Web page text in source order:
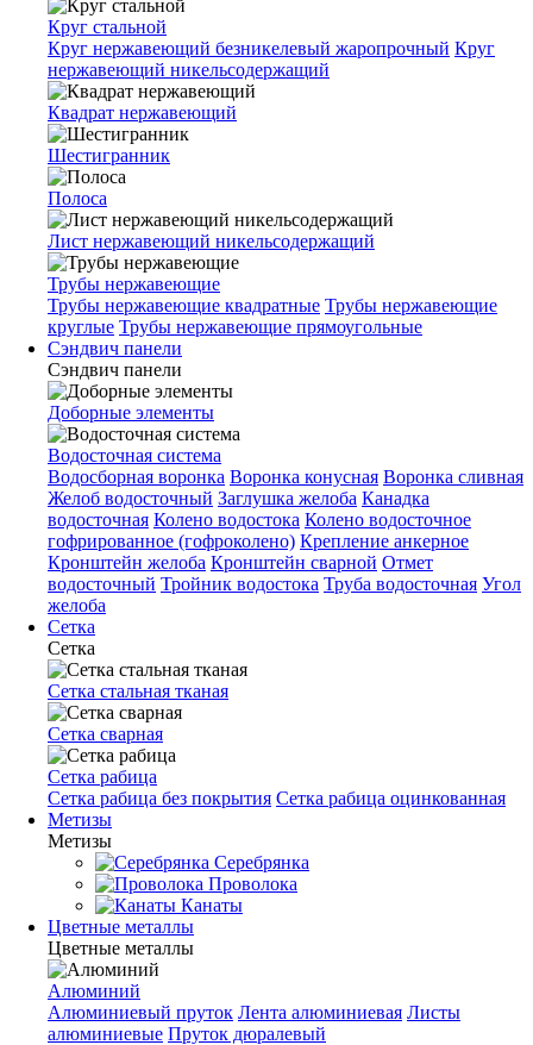
Круг стальной
Круг нержавеющий безникелевый жаропрочный Круг
нержавеющий никельсодержащий
Квадрат нержавеющий
Шестигранник
Полоса
Лист нержавеющий никельсодержащий
Трубы нержавеющие
Трубы нержавеющие квадратные Трубы нержавеющие
круглые Трубы нержавеющие прямоугольные
Сэндвич панели
Сэндвич панели
Доборные элементы
Водосточная система
Водосборная воронка Воронка конусная Воронка сливная
Желоб водосточный Заглушка желоба Канадка
водосточная Колено водостока Колено водосточное
гофрированное (гофроколено) Крепление анкерное
Кронштейн желоба Кронштейн сварной Отмет
водосточный Тройник водостока Труба водосточная Угол
желоба
Сетка
Сетка
Сетка стальная тканая
Сетка сварная
Сетка рабица
Сетка рабица без покрытия Сетка рабица оцинкованная
Метизы
Метизы
Серебрянка
Проволока
Канаты
Цветные металлы
Цветные металлы
Алюминий
Алюминиевый пруток Лента алюминиевая Листы
алюминиевые Пруток дюралевый